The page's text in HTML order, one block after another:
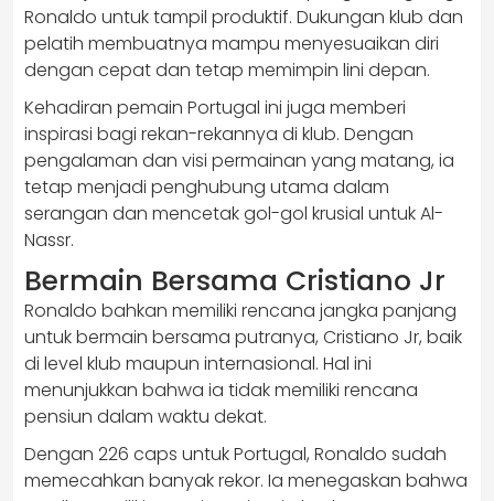
Ronaldo untuk tampil produktif. Dukungan klub dan
pelatih membuatnya mampu menyesuaikan diri
dengan cepat dan tetap memimpin lini depan.
Kehadiran pemain Portugal ini juga memberi
inspirasi bagi rekan-rekannya di klub. Dengan
pengalaman dan visi permainan yang matang, ia
tetap menjadi penghubung utama dalam
serangan dan mencetak gol-gol krusial untuk Al-
Nassr.
Bermain Bersama Cristiano Jr
Ronaldo bahkan memiliki rencana jangka panjang
untuk bermain bersama putranya, Cristiano Jr, baik
di level klub maupun internasional. Hal ini
menunjukkan bahwa ia tidak memiliki rencana
pensiun dalam waktu dekat.
Dengan 226 caps untuk Portugal, Ronaldo sudah
memecahkan banyak rekor. Ia menegaskan bahwa